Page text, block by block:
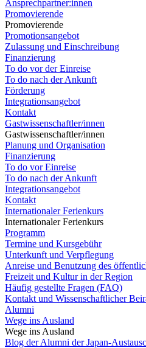
Ansprechpartner:innen
Promovierende
Promovierende
Promotionsangebot
Zulassung und Einschreibung
Finanzierung
To do vor der Einreise
To do nach der Ankunft
Förderung
Integrationsangebot
Kontakt
Gastwissenschaftler/innen
Gastwissenschaftler/innen
Planung und Organisation
Finanzierung
To do vor Einreise
To do nach der Ankunft
Integrationsangebot
Kontakt
Internationaler Ferienkurs
Internationaler Ferienkurs
Programm
Termine und Kursgebühr
Unterkunft und Verpflegung
Anreise und Benutzung des
Freizeit und Kultur in der Region
Häufig gestellte Fragen (FAQ)
Kontakt und Wissenschaftlicher
Alumni
Wege ins Ausland
Wege ins Ausland
Blog der Alumni der Japan-